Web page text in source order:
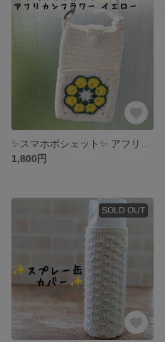
1,800円
SOLD OUT